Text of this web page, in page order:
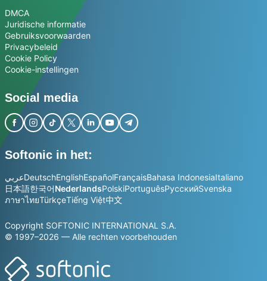
DMCA
Juridische informatie
Gebruiksvoorwaarden
Privacybeleid
Cookie Policy
Cookie-instellingen
Social media
Softonic in het:
عربيDeutschEnglishEspañolFrançaisBahasa IndonesiaItaliano
日本語한국어NederlandsPolskiPortuguêsРусскийSvenska
ภาษาไทยTürkçeTiếng Việt中文
Copyright SOFTONIC INTERNATIONAL S.A.
© 1997–2026 — Alle rechten voorbehouden